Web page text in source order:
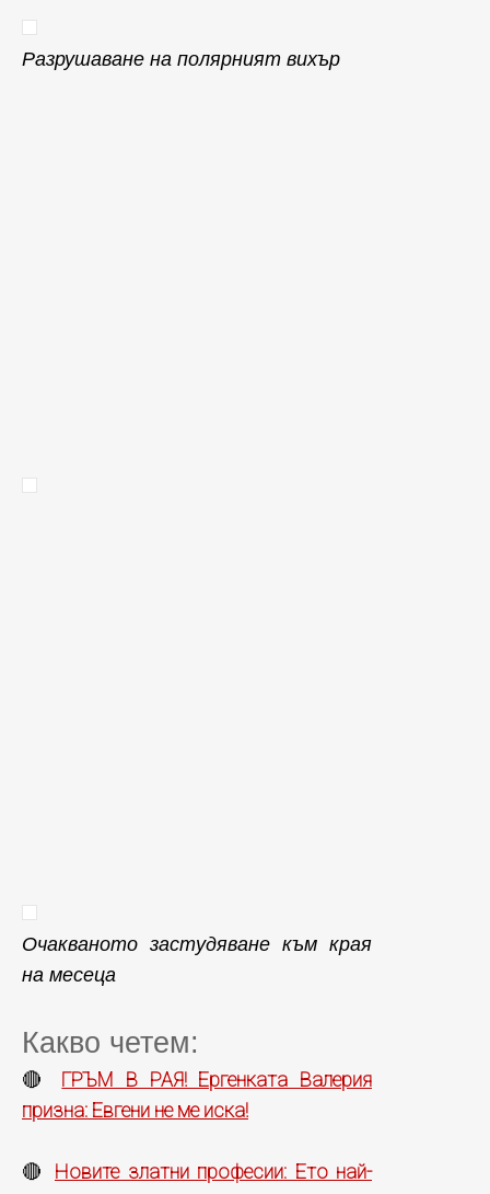
Разрушаване на полярният вихър
Очакваното застудяване към края
на месеца
Какво четем:
🔴 ГРЪМ В РАЯ! Ергенката Валерия
призна: Евгени не ме иска!
🔴 Новите златни професии: Ето най-